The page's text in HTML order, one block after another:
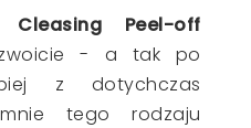
Cleasing Peel-off
- a tak po
z dotychczas
tego rodzaju